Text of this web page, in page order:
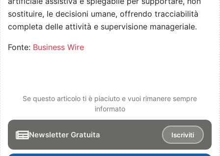
sostituire, le decisioni umane, offrendo tracciabilità
completa delle attività e supervisione manageriale.
Fonte: Business Wire
Se questo articolo ti è piaciuto e vuoi rimanere sempre
informato
Newsletter Gratuita Iscriviti